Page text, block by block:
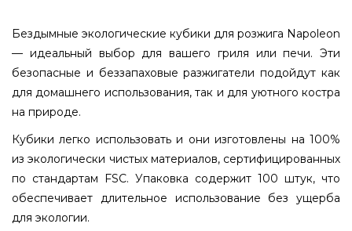
Бездымные экологические кубики для розжига Napoleon
— идеальный выбор для вашего гриля или печи. Эти
безопасные и беззапаховые разжигатели подойдут как
для домашнего использования, так и для уютного костра
на природе.
Кубики легко использовать и они изготовлены на 100%
из экологически чистых материалов, сертифицированных
по стандартам FSC. Упаковка содержит 100 штук, что
обеспечивает длительное использование без ущерба
для экологии.